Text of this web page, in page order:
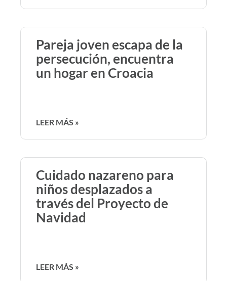
Pareja joven escapa de la
persecución, encuentra
un hogar en Croacia
LEER MÁS »
Cuidado nazareno para
niños desplazados a
través del Proyecto de
Navidad
LEER MÁS »